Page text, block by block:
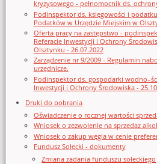
kryzysowego - pełnomocnik ds.
Podinspektor ds. księgowości i
Podatków w Urzędzie Miejskim w
Oferta pracy na zastępstwo -
Referacie Inwestycji i Ochrony
Olsztynku - 26.07.2022
Zarządzenie nr 9/2009 - Regulamin
urzędnicze.
Podinspektor ds. gospodarki
Inwestycji i Ochrony Środowiska -
Druki do pobrania
Oświadczenie o rocznej wartości
Wniosek o zezwolenie na sprzedaz
Wniosek o zakup węgla w cenie
Fundusz Sołecki - dokumenty
Zmiana zadania funduszu sołeckiego